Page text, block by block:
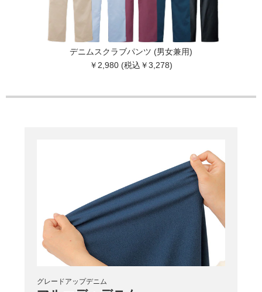
デニムスクラブパンツ (男女兼用)
￥2,980 (税込￥3,278)
グレードアップデニム